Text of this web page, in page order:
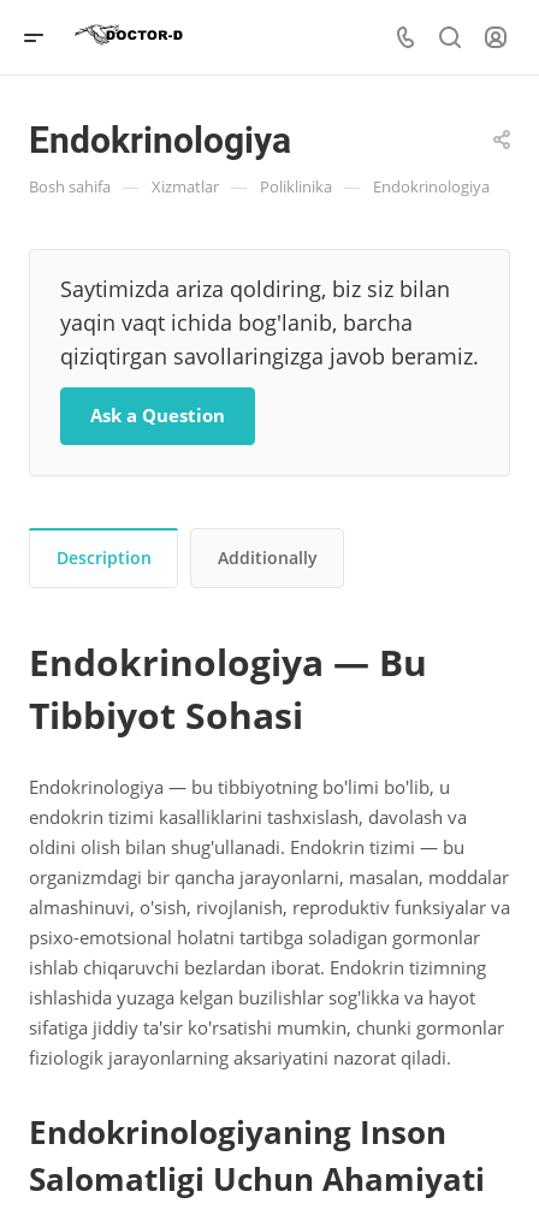
Endokrinologiya
Bosh sahifa — Xizmatlar — Poliklinika — Endokrinologiya
Saytimizda ariza qoldiring, biz siz bilan
yaqin vaqt ichida bog'lanib, barcha
qiziqtirgan savollaringizga javob beramiz.
Ask a Question
Description Additionally
Endokrinologiya — Bu
Tibbiyot Sohasi
Endokrinologiya — bu tibbiyotning bo'limi bo'lib, u
endokrin tizimi kasalliklarini tashxislash, davolash va
oldini olish bilan shug'ullanadi. Endokrin tizimi — bu
organizmdagi bir qancha jarayonlarni, masalan, moddalar
almashinuvi, o'sish, rivojlanish, reproduktiv funksiyalar va
psixo-emotsional holatni tartibga soladigan gormonlar
ishlab chiqaruvchi bezlardan iborat. Endokrin tizimning
ishlashida yuzaga kelgan buzilishlar sog'likka va hayot
sifatiga jiddiy ta'sir ko'rsatishi mumkin, chunki gormonlar
fiziologik jarayonlarning aksariyatini nazorat qiladi.
Endokrinologiyaning Inson
Salomatligi Uchun Ahamiyati